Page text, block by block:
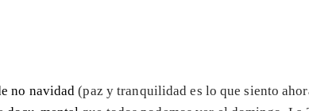
no navidad (paz y tranquilidad es lo que siento